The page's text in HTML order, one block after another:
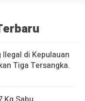
Ilegal di Kepulauan
Tiga Tersangka.